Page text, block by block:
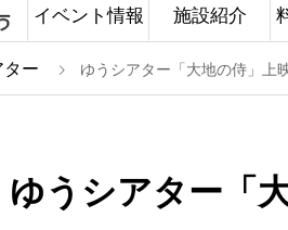
イベント情報 施設紹介
ー ゆうシアター「大地の侍」上
ゆうシアター「